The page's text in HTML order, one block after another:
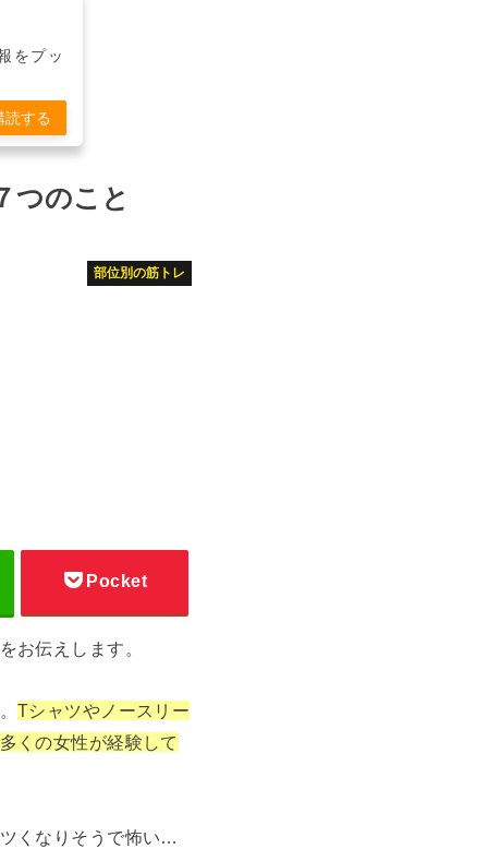
つのこと
部位別の筋トレ
Pocket
お伝えします。
Tシャツやノースリー
くの女性が経験して
くなりそうで怖い…
プッ
読する